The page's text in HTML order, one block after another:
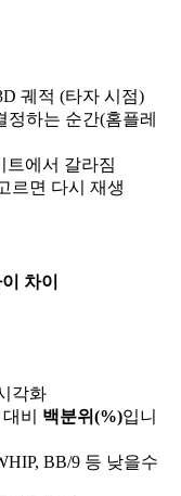
궤적 (타자 시점)
정하는 순간(홈플레
트에서 갈라짐
르면 다시 재생
차이
각화
비 백분위(%)입니
BB/9 등 낮을수